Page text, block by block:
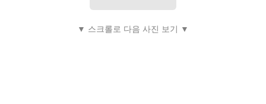
▼ 스크롤로 다음 사진 보기 ▼